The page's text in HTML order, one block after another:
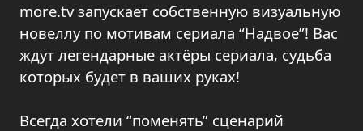
more.tv запускает собственную визуальную
новеллу по мотивам сериала “Надвое”! Вас
ждут легендарные актёры сериала, судьба
которых будет в ваших руках!
Всегда хотели “поменять” сценарий